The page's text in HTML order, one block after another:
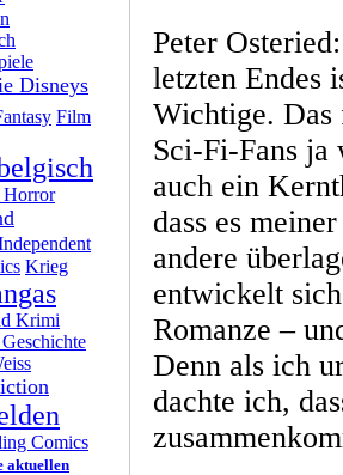
Disneys
Film
Horror
Krieg
Krimi
Comics
aktuellen
Peter
letzten Endes
Wichtige.
Sci-Fi-Fans ja
auch ein
dass es
andere
entwickelt
Romanze –
Denn als ich
dachte ich,